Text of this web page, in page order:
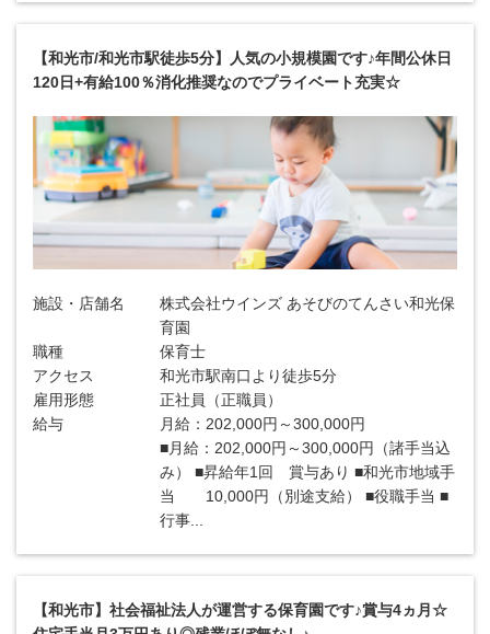
【和光市/和光市駅徒歩5分】人気の小規模園です♪年間公休日
120日+有給100％消化推奨なのでプライベート充実☆
施設・店舗名
株式会社ウインズ あそびのてんさい和光保
育園
職種
保育士
アクセス
和光市駅南口より徒歩5分
雇用形態
正社員（正職員）
給与
月給：202,000円～300,000円
■月給：202,000円～300,000円（諸手当込
み） ■昇給年1回 賞与あり ■和光市地域手
当 10,000円（別途支給） ■役職手当 ■
行事...
【和光市】社会福祉法人が運営する保育園です♪賞与4ヵ月☆